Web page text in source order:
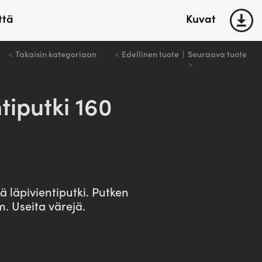
Kuvat
160
läpivientiputki. Putken
Useita värejä.
< Takaisin kategoriaan < Edellinen tuote | Seuraava tuote
>
Liukuovitarvikkeet
Kiskot
Kannakkeet